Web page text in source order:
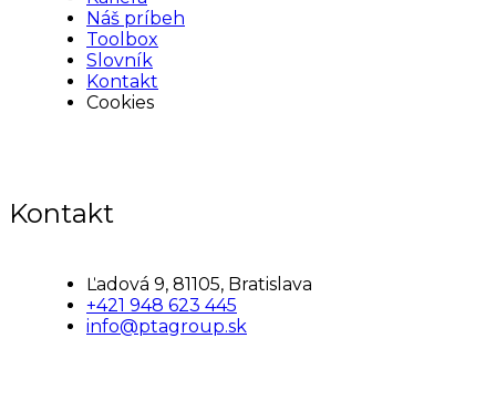
Náš príbeh
Toolbox
Slovník
Kontakt
Cookies
Kontakt
Ľadová 9, 81105, Bratislava
+421 948 623 445
info@ptagroup.sk